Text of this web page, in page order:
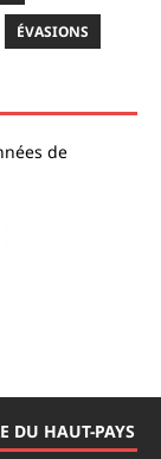
ÉVASIONS
de
DU HAUT-PAYS